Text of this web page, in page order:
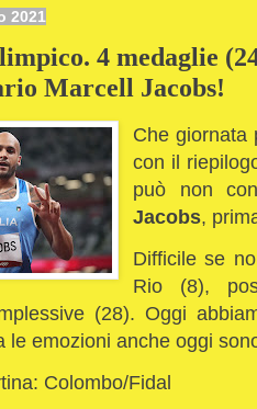
2021
4 medaglie
Marcell Jacobs!
Che giornata
con il
può non
Jacobs,
Difficile se
Rio (8),
(28). Oggi
le emozioni anche oggi
Colombo/Fidal